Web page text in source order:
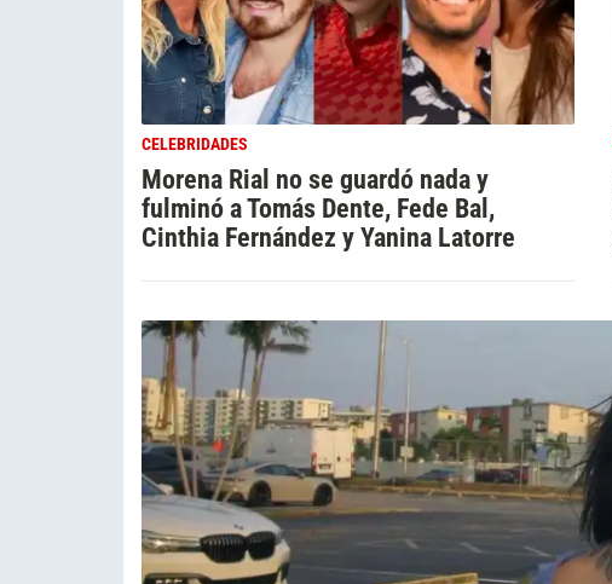
CELEBRIDADES
Morena Rial no se guardó nada y
fulminó a Tomás Dente, Fede Bal,
Cinthia Fernández y Yanina Latorre